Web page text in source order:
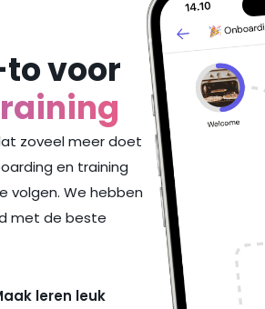
voor
zoveel meer doet
en training
volgen. We hebben
met de beste
leren leuk